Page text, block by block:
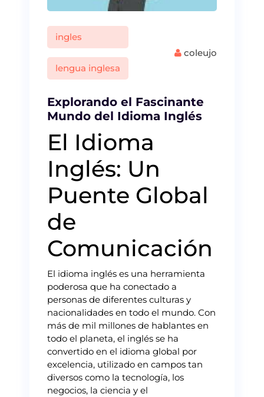
ingles
lengua inglesa
coleujo
Explorando el Fascinante
Mundo del Idioma Inglés
El Idioma
Inglés: Un
Puente Global
de
Comunicación
El idioma inglés es una herramienta
poderosa que ha conectado a
personas de diferentes culturas y
nacionalidades en todo el mundo. Con
más de mil millones de hablantes en
todo el planeta, el inglés se ha
convertido en el idioma global por
excelencia, utilizado en campos tan
diversos como la tecnología, los
negocios, la ciencia y el